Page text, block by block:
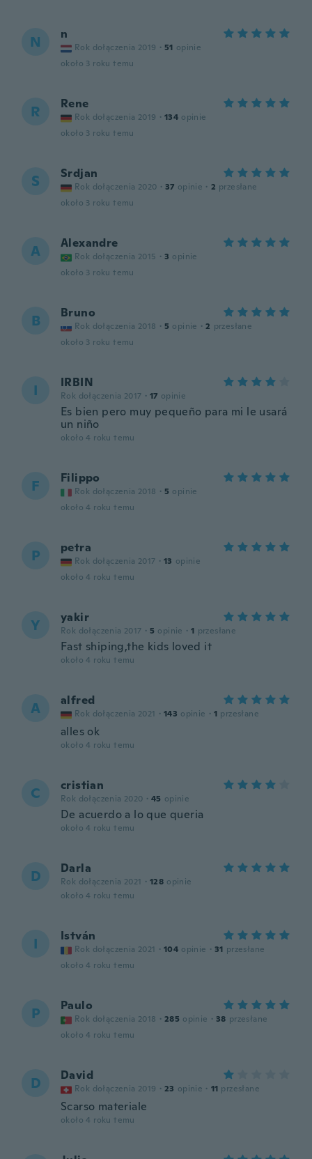
N n
Rok dołączenia 2019 · 51 opinie
około 3 roku temu
R Rene
Rok dołączenia 2019 · 134 opinie
około 3 roku temu
S Srdjan
Rok dołączenia 2020 · 37 opinie · 2 przesłane
około 3 roku temu
A Alexandre
Rok dołączenia 2015 · 3 opinie
około 3 roku temu
B Bruno
Rok dołączenia 2018 · 5 opinie · 2 przesłane
około 3 roku temu
I IRBIN
Rok dołączenia 2017 · 17 opinie
Es bien pero muy pequeño para mi le usará
un niño
około 4 roku temu
F Filippo
Rok dołączenia 2018 · 5 opinie
około 4 roku temu
P petra
Rok dołączenia 2017 · 13 opinie
około 4 roku temu
Y yakir
Rok dołączenia 2017 · 5 opinie · 1 przesłane
Fast shiping,the kids loved it
około 4 roku temu
A alfred
Rok dołączenia 2021 · 143 opinie · 1 przesłane
alles ok
około 4 roku temu
C cristian
Rok dołączenia 2020 · 45 opinie
De acuerdo a lo que queria
około 4 roku temu
D Darla
Rok dołączenia 2021 · 128 opinie
około 4 roku temu
I István
Rok dołączenia 2021 · 104 opinie · 31 przesłane
około 4 roku temu
P Paulo
Rok dołączenia 2018 · 285 opinie · 38 przesłane
około 4 roku temu
D David
Rok dołączenia 2019 · 23 opinie · 11 przesłane
Scarso materiale
około 4 roku temu